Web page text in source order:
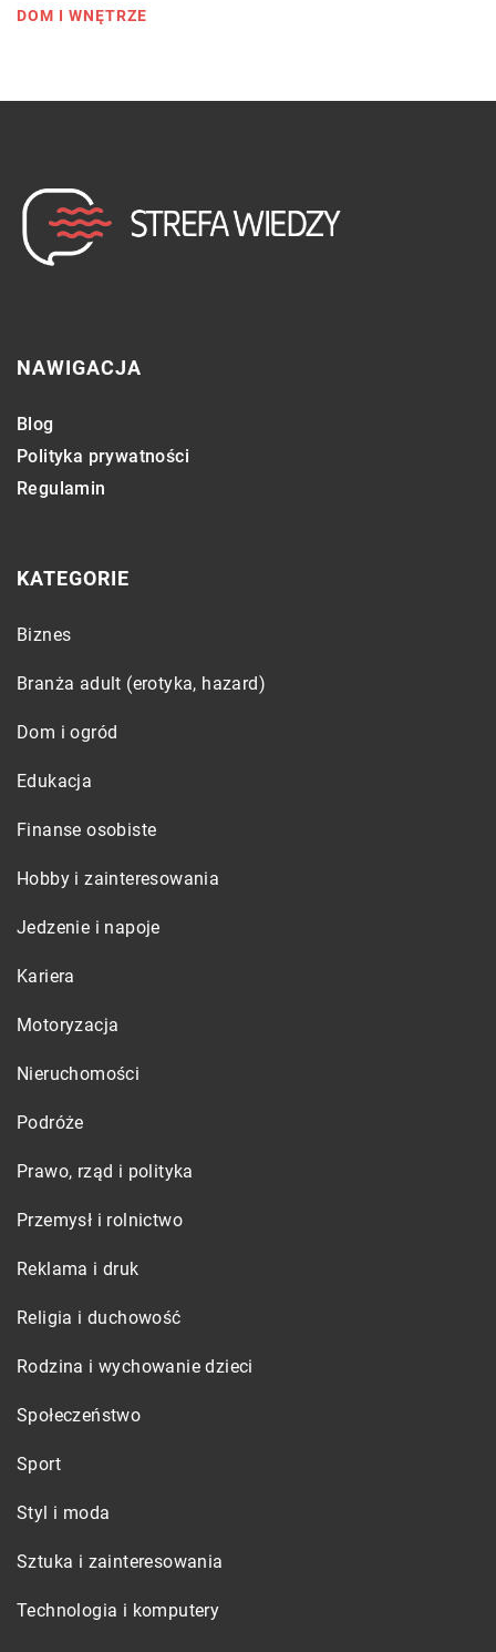
DOM I WNĘTRZE
NAWIGACJA
Blog
Polityka prywatności
Regulamin
KATEGORIE
Biznes
Branża adult (erotyka, hazard)
Dom i ogród
Edukacja
Finanse osobiste
Hobby i zainteresowania
Jedzenie i napoje
Kariera
Motoryzacja
Nieruchomości
Podróże
Prawo, rząd i polityka
Przemysł i rolnictwo
Reklama i druk
Religia i duchowość
Rodzina i wychowanie dzieci
Społeczeństwo
Sport
Styl i moda
Sztuka i zainteresowania
Technologia i komputery